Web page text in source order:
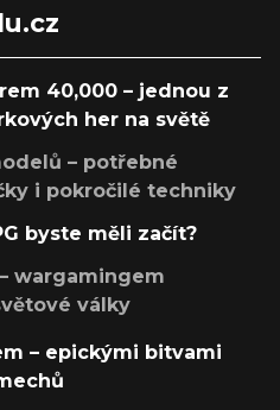
40,000 – jednou z
her na světě
– potřebné
i pokročilé techniky
byste měli začít?
wargamingem
války
– epickými bitvami